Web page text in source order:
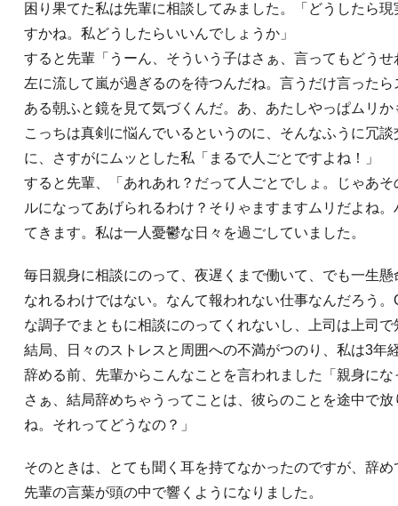
困り果てた私は先輩に相談してみました。「どうしたら
すかね。私どうしたらいいんでしょうか」
すると先輩「うーん、そういう子はさぁ、言ってもどう
左に流して嵐が過ぎるのを待つんだね。言うだけ言った
ある朝ふと鏡を見て気づくんだ。あ、あたしやっぱムリ
こっちは真剣に悩んでいるというのに、そんなふうに冗
に、さすがにムッとした私「まるで人ごとですよね！」
すると先輩、「あれあれ？だって人ごとでしょ。じゃあ
ルになってあげられるわけ？そりゃますますムリだよね
てきます。私は一人憂鬱な日々を過ごしていました。
毎日親身に相談にのって、夜遅くまで働いて、でも一生
なれるわけではない。なんて報われない仕事なんだろう
な調子でまともに相談にのってくれないし、上司は上司
結局、日々のストレスと周囲への不満がつのり、私は3年
辞める前、先輩からこんなことを言われました「親身に
さぁ、結局辞めちゃうってことは、彼らのことを途中で
ね。それってどうなの？」
そのときは、とても聞く耳を持てなかったのですが、辞
先輩の言葉が頭の中で響くようになりました。